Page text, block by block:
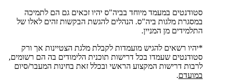
סטודנטים במעמד מיוחד בביה"ס יהיו זכאים גם הם לתמיכה
במסגרת מלגות ביה"ס. הנהלים להגשת הבקשות זהים לאלו של
התלמידים מן המניין.
*יהיו רשאים להגיש מועמדות לקבלת מלגת הצטיינות אך ורק
סטודנטים שעמדו בכל דרישות תוכנית הלימודים בה הם רשומים,
לרבות דרישות המקצוע הראשי ובכלל זאת בחינות המעבר/סיום
במועדם.